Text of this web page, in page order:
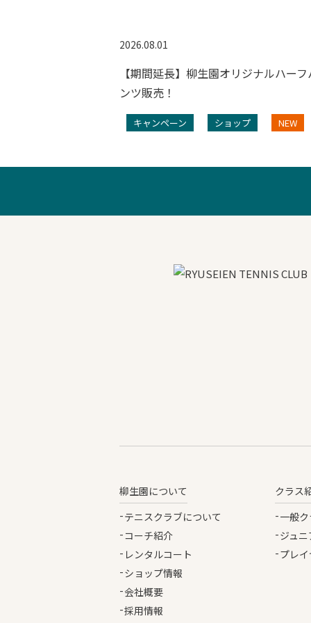
2026.08.01
【期間延長】柳生園オリジナルハーフ
ンツ販売！
キャンペーン ショップ NEW
柳生園について
テニスクラブについて
コーチ紹介
レンタルコート
ショップ情報
会社概要
採用情報
クラス
一般
ジュ
プレ